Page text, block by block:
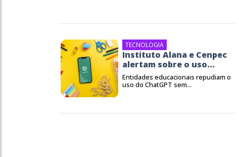
TECNOLOGIA
Instituto Alana e Cenpec
alertam sobre o uso...
Entidades educacionais repudiam o
uso do ChatGPT sem...